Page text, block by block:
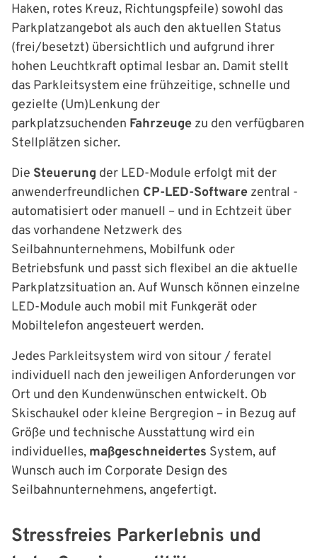
Haken, rotes Kreuz, Richtungspfeile) sowohl das
Parkplatzangebot als auch den aktuellen Status
(frei/besetzt) übersichtlich und aufgrund ihrer
hohen Leuchtkraft optimal lesbar an. Damit stellt
das Parkleitsystem eine frühzeitige, schnelle und
gezielte (Um)Lenkung der
parkplatzsuchenden Fahrzeuge zu den verfügbaren
Stellplätzen sicher.
Die Steuerung der LED-Module erfolgt mit der
anwenderfreundlichen CP-LED-Software zentral -
automatisiert oder manuell – und in Echtzeit über
das vorhandene Netzwerk des
Seilbahnunternehmens, Mobilfunk oder
Betriebsfunk und passt sich flexibel an die aktuelle
Parkplatzsituation an. Auf Wunsch können einzelne
LED-Module auch mobil mit Funkgerät oder
Mobiltelefon angesteuert werden.
Jedes Parkleitsystem wird von sitour / feratel
individuell nach den jeweiligen Anforderungen vor
Ort und den Kundenwünschen entwickelt. Ob
Skischaukel oder kleine Bergregion – in Bezug auf
Größe und technische Ausstattung wird ein
individuelles, maßgeschneidertes System, auf
Wunsch auch im Corporate Design des
Seilbahnunternehmens, angefertigt.
Stressfreies Parkerlebnis und